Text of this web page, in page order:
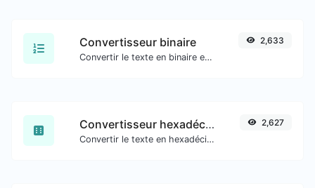
Convertisseur binaire
Convertir le texte en binaire et inversement pour toute entrée de chaîne.
2,633
Convertisseur hexadécimal
Convertir le texte en hexadécimal et inversement pour toute entrée de chaîne.
2,627